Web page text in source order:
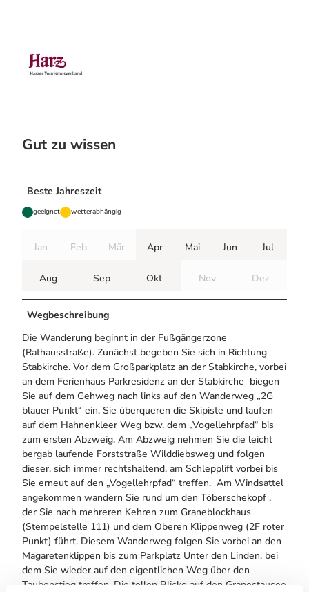
Gut zu wissen
Beste Jahreszeit
geeignet wetterabhängig
Jan Feb Mär Apr Mai Jun Jul
Aug Sep Okt Nov Dez
Wegbeschreibung
Die Wanderung beginnt in der Fußgängerzone
(Rathausstraße). Zunächst begeben Sie sich in Richtung
Stabkirche. Vor dem Großparkplatz an der Stabkirche, vorbei
an dem Ferienhaus Parkresidenz an der Stabkirche biegen
Sie auf dem Gehweg nach links auf den Wanderweg „2G
blauer Punkt“ ein. Sie überqueren die Skipiste und laufen
auf dem Hahnenkleer Weg bzw. dem „Vogellehrpfad“ bis
zum ersten Abzweig. Am Abzweig nehmen Sie die leicht
bergab laufende Forststraße Wilddiebsweg und folgen
dieser, sich immer rechtshaltend, am Schlepplift vorbei bis
Sie erneut auf den „Vogellehrpfad“ treffen. Am Windsattel
angekommen wandern Sie rund um den Töberschekopf ,
der Sie nach mehreren Kehren zum Graneblockhaus
(Stempelstelle 111) und dem Oberen Klippenweg (2F roter
Punkt) führt. Diesem Wanderweg folgen Sie vorbei an den
Magaretenklippen bis zum Parkplatz Unter den Linden, bei
dem Sie wieder auf den eigentlichen Weg über den
Taubenstieg treffen. Die tollen Blicke auf den Granestausee